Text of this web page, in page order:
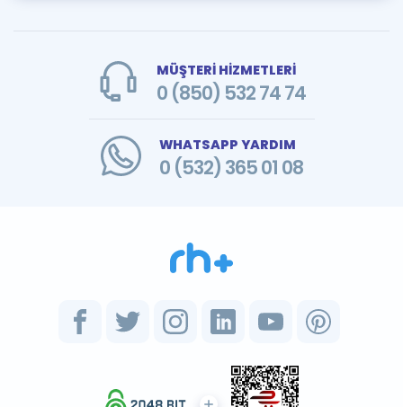
MÜŞTERİ HİZMETLERİ
0 (850) 532 74 74
WHATSAPP YARDIM
0 (532) 365 01 08